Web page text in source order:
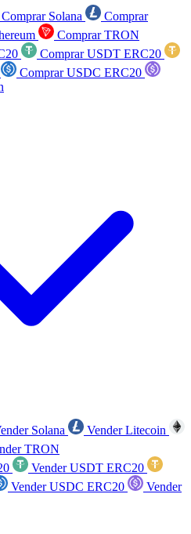
Comprar Solana
Comprar
Comprar TRON
Comprar USDT ERC20
Comprar USDC ERC20
Solana
Vender Litecoin
TRON
Vender USDT ERC20
Vender USDC ERC20
Vender